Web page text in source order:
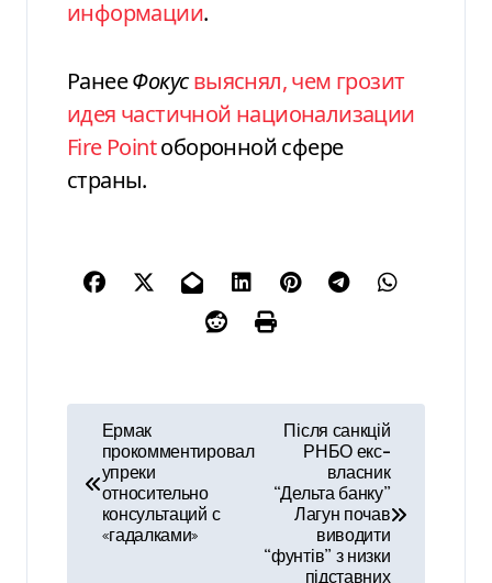
информации.
РанееФокус выяснял, чем грозит
идея частичной национализации
Fire Pointоборонной сфере
страны.
Ермак
прокомментировал
упреки
относительно
консультаций с
«гадалками»
Після санкцій
РНБО екс-
власник
“Дельта банку”
Лагун почав
виводити
“фунтів” з низки
підставних